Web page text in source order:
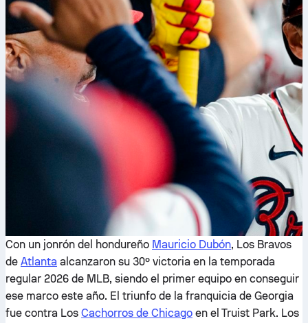
Con un jonrón del hondureño Mauricio Dubón, Los Bravos
de Atlanta alcanzaron su 30º victoria en la temporada
regular 2026 de MLB, siendo el primer equipo en conseguir
ese marco este año. El triunfo de la franquicia de Georgia
fue contra Los Cachorros de Chicago en el Truist Park. Los